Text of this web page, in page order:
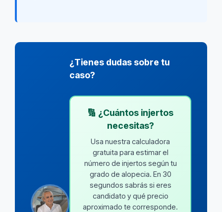
¿Tienes dudas sobre tu
caso?
🔢 ¿Cuántos injertos
necesitas?
Usa nuestra calculadora
gratuita para estimar el
número de injertos según tu
grado de alopecia. En 30
segundos sabrás si eres
candidato y qué precio
aproximado te corresponde.